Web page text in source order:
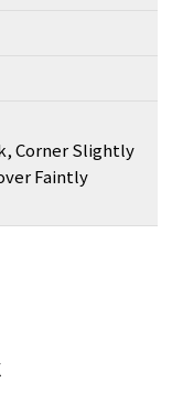
Corner Slightly
Faintly